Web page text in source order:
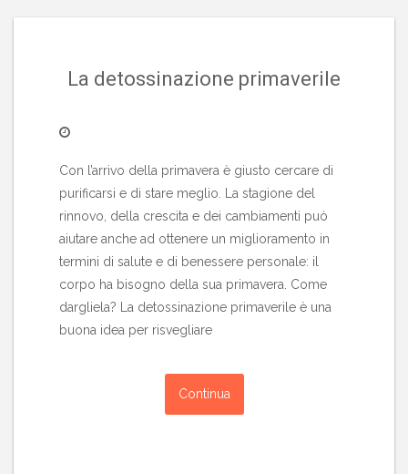
La detossinazione primaverile
Con l’arrivo della primavera è giusto cercare di
purificarsi e di stare meglio. La stagione del
rinnovo, della crescita e dei cambiamenti può
aiutare anche ad ottenere un miglioramento in
termini di salute e di benessere personale: il
corpo ha bisogno della sua primavera. Come
dargliela? La detossinazione primaverile è una
buona idea per risvegliare
Continua